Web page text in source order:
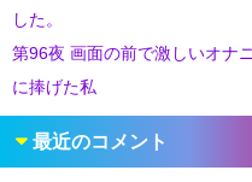
した。
第96夜 画面の前で激しいオナ
に捧げた私
最近のコメント